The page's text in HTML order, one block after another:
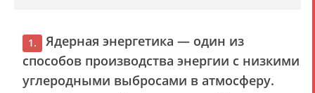
1.
Ядерная энергетика — один из
способов производства энергии с низкими
углеродными выбросами в атмосферу.